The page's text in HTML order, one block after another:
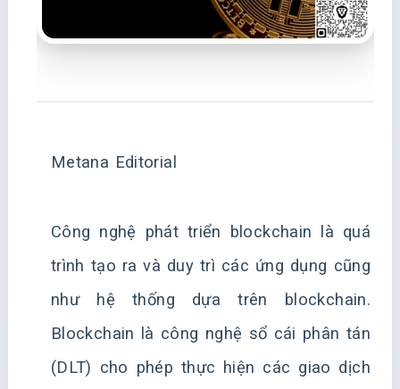
Metana Editorial
Công nghệ phát triển blockchain là quá
trình tạo ra và duy trì các ứng dụng cũng
như hệ thống dựa trên blockchain.
Blockchain là công nghệ sổ cái phân tán
(DLT) cho phép thực hiện các giao dịch